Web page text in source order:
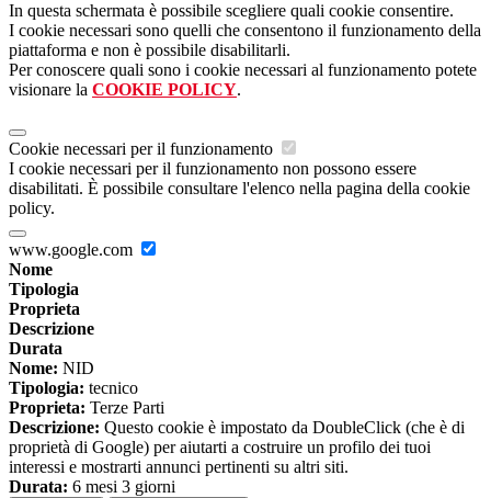
In questa schermata è possibile scegliere quali cookie consentire.
I cookie necessari sono quelli che consentono il funzionamento della
piattaforma e non è possibile disabilitarli.
Per conoscere quali sono i cookie necessari al funzionamento potete
visionare la COOKIE POLICY.
Cookie necessari per il funzionamento
I cookie necessari per il funzionamento non possono essere
disabilitati. È possibile consultare l'elenco nella pagina della cookie
policy.
www.google.com
Nome
Tipologia
Proprieta
Descrizione
Durata
Nome: NID
Tipologia: tecnico
Proprieta: Terze Parti
Descrizione: Questo cookie è impostato da DoubleClick (che è di
proprietà di Google) per aiutarti a costruire un profilo dei tuoi
interessi e mostrarti annunci pertinenti su altri siti.
Durata: 6 mesi 3 giorni